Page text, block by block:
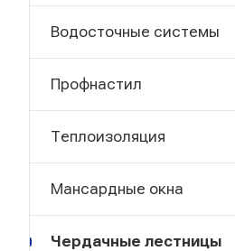
Водосточные системы
Профнастил
Теплоизоляция
Мансардные окна
Чердачные лестницы